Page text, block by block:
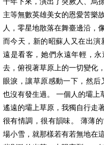
主等無數英雄美女的恩愛苦樂
人，零星地散落在舞臺邊沿，
而今天，新的昭蘇人又在出演
遠是看客，她們永遠年輕，
去，俯視著草原上的一切變化
眼淚，讓草原感動一下，然
也沒有發生過。 一個人的壩上
遙遠的壩上草原，我獨自行走
很有情調，很有韻味。 薄薄
場小雪，就那樣若有若無地在